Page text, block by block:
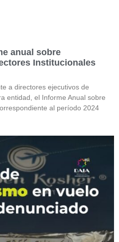
anual sobre
Institucionales
a directores ejecutivos de
entidad, el Informe Anual sobre
al período 2024